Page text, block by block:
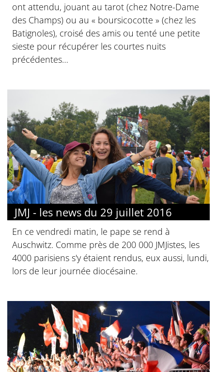
ont attendu, jouant au tarot (chez Notre-Dame
des Champs) ou au « boursicocotte » (chez les
Batignoles), croisé des amis ou tenté une petite
sieste pour récupérer les courtes nuits
précédentes…
JMJ - les news du 29 juillet 2016
En ce vendredi matin, le pape se rend à
Auschwitz. Comme près de 200 000 JMJistes, les
4000 parisiens s'y étaient rendus, eux aussi, lundi,
lors de leur journée diocésaine.